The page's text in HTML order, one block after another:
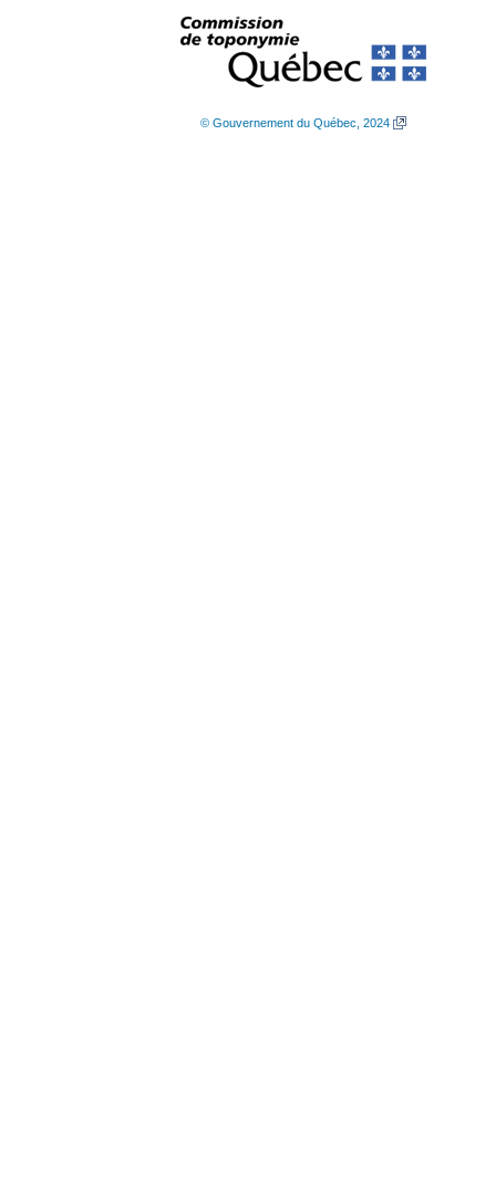
© Gouvernement du Québec, 2024